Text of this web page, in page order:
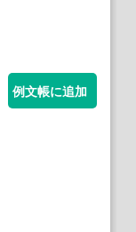
例文帳に追加